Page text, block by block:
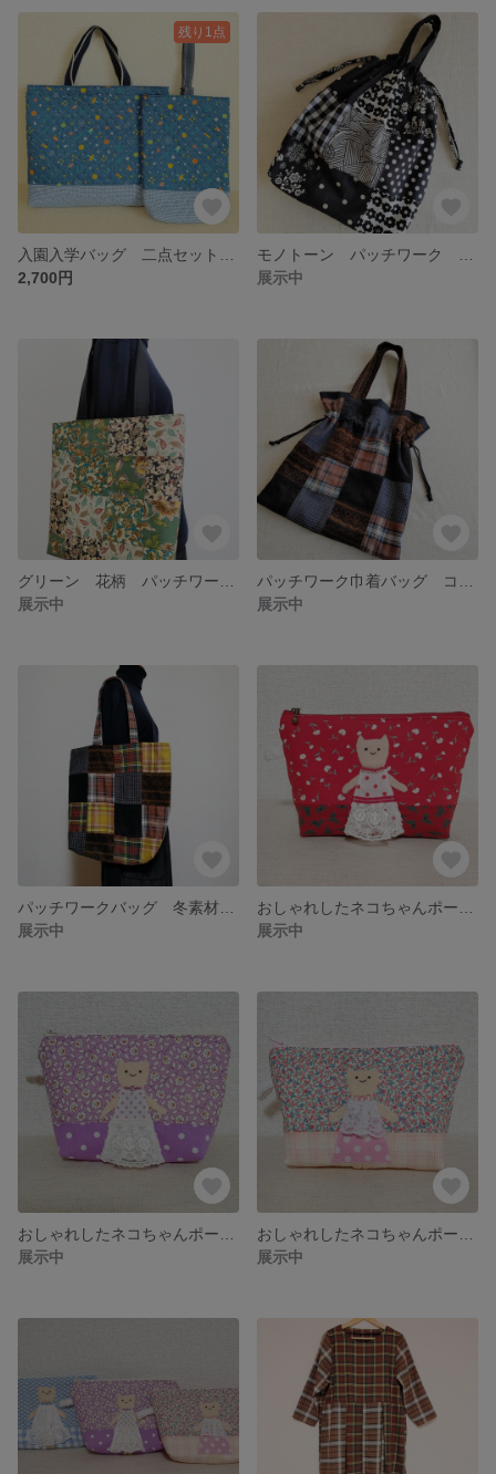
残り1点
2,700円
展示中
展示中
展示中
展示中
展示中
展示中
展示中